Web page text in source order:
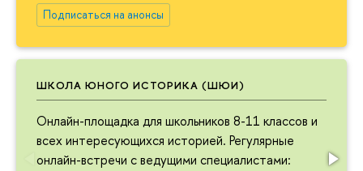
Подписаться на анонсы
ШКОЛА ЮНОГО ИСТОРИКА (ШЮИ)
Онлайн-площадка для школьников 8-11 классов и
всех интересующихся историей. Регулярные
онлайн-встречи с ведущими специалистами: